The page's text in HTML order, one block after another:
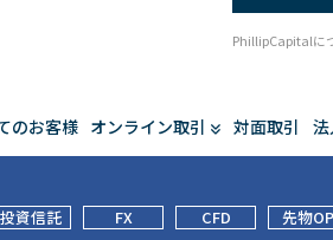
のお客様 オンライン取引 対面取引
PhillipCapitalに
投資信託 FX CFD 先物OP